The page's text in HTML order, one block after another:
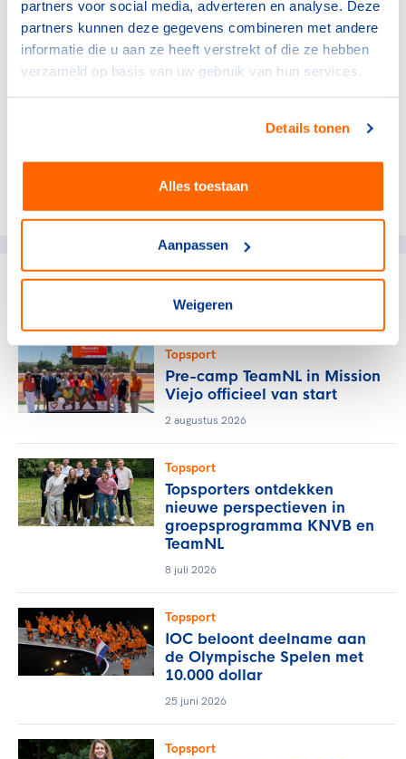
partners voor social media, adverteren en analyse. Deze
partners kunnen deze gegevens combineren met andere
informatie die u aan ze heeft verstrekt of die ze hebben
verzameld op basis van uw gebruik van hun services.
Details tonen
Alles toestaan
Aanpassen
Weigeren
Genodigde topsporters brengen dan hun stem uit op de
sporters, net als de genodigde bondscoaches dat doen
voor de coachprijs. Ook de vakjuryleden stemmen dan
mee en brengen op die avond hun stem uit. De
stemmen van de sporters of coaches tellen voor 50
vakjuryleden staan voor de overige 50 procent.
gerelateerde artikelen
Topsport
Pre-camp TeamNL in Mission
Viejo officieel van start
2 augustus 2026
Topsport
Topsporters ontdekken
nieuwe perspectieven in
groepsprogramma KNVB en
TeamNL
8 juli 2026
Topsport
IOC beloont deelname aan
de Olympische Spelen met
10.000 dollar
25 juni 2026
Topsport